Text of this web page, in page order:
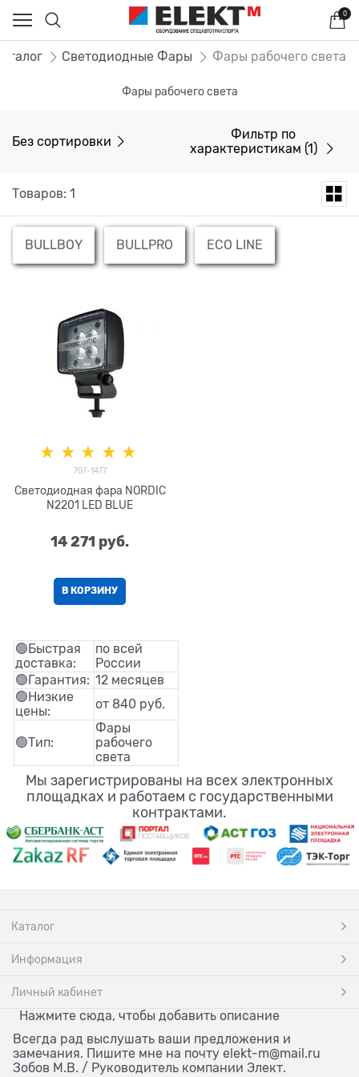
0
Светодиодные Фары Фары рабочего света
Фары рабочего света
Без сортировки
Фильтр по
характеристикам (1)
Товаров: 1
BULLBOY BULLPRO ECO LINE
707-1477
Светодиодная фара NORDIC
N2201 LED BLUE
14 271 руб.
В КОРЗИНУ
🟢Быстрая
доставка:
по всей
России
🟢Гарантия: 12 месяцев
🟢Низкие
цены:
от 840 руб.
🟢Тип:
Фары
рабочего
света
Мы зарегистрированы на всех электронных
площадках и работаем с государственными
контрактами.
Каталог
Информация
Личный кабинет
Нажмите сюда, чтобы добавить описание
Всегда рад выслушать ваши предложения и
замечания. Пишите мне на почту elekt-m@mail.ru
Зобов М.В. / Руководитель компании Элект.